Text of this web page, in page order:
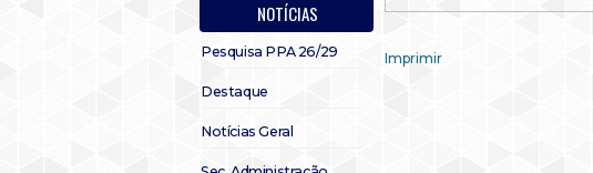
NOTÍCIAS
Pesquisa PPA 26/29
Destaque
Notícias Geral
Imprimir